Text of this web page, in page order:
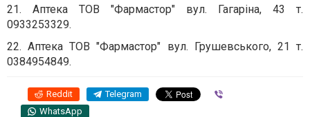
21. Аптека ТОВ "Фармастор" вул. Гагаріна, 43 т.
0933253329.
22. Аптека ТОВ "Фармастор" вул. Грушевського, 21 т.
0384954849.
Reddit Telegram
WhatsApp